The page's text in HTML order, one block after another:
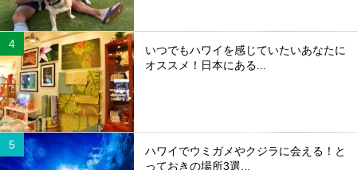
いつでもハワイを感じていたいあなたに
オススメ！日本にある...
ハワイでウミガメやクジラに会える！と
っておきの場所3選...